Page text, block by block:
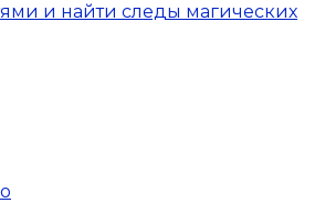
и найти следы магических